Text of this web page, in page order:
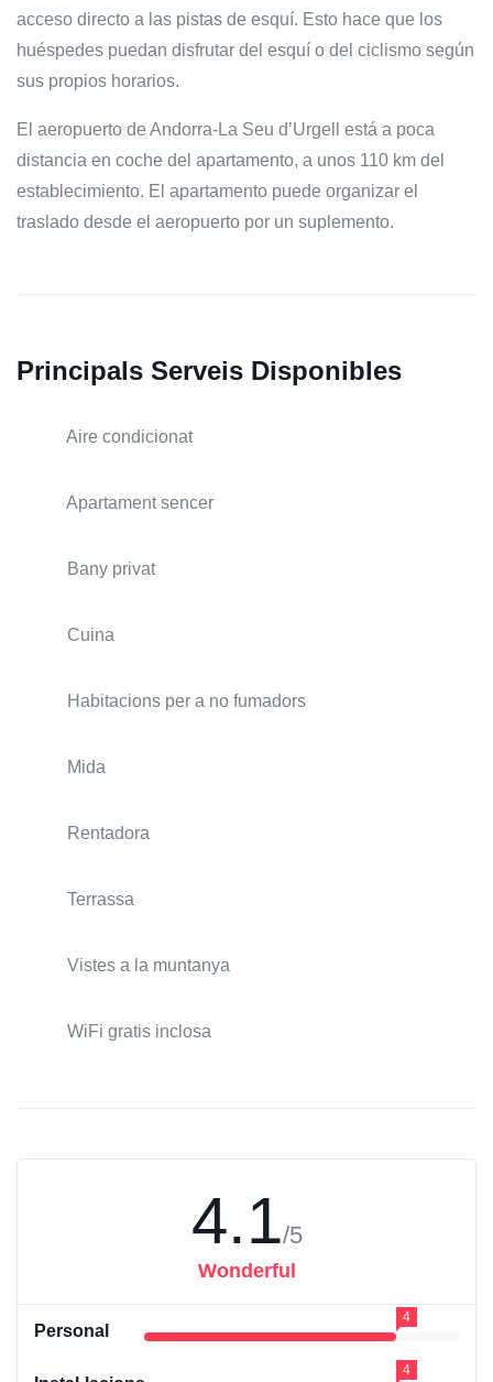
acceso directo a las pistas de esquí. Esto hace que los
huéspedes puedan disfrutar del esquí o del ciclismo según
sus propios horarios.
El aeropuerto de Andorra-La Seu d’Urgell está a poca
distancia en coche del apartamento, a unos 110 km del
establecimiento. El apartamento puede organizar el
traslado desde el aeropuerto por un suplemento.
Principals Serveis Disponibles
Aire condicionat
Apartament sencer
Bany privat
Cuina
Habitacions per a no fumadors
Mida
Rentadora
Terrassa
Vistes a la muntanya
WiFi gratis inclosa
4.1/5
Wonderful
Personal
4
4